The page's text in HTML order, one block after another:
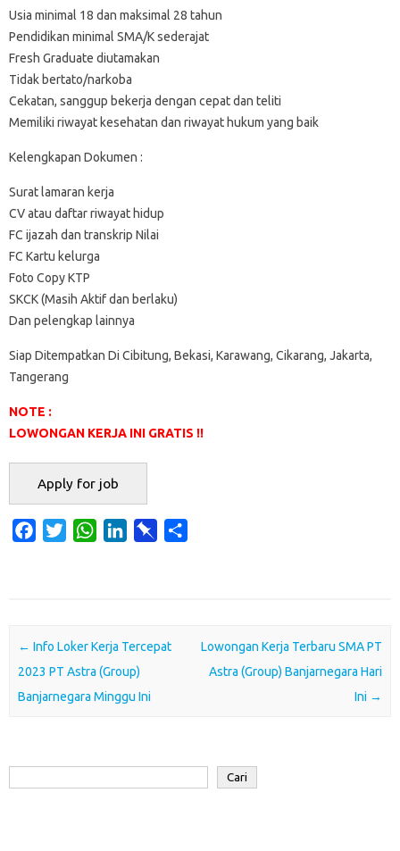
Usia minimal 18 dan maksimal 28 tahun
Pendidikan minimal SMA/K sederajat
Fresh Graduate diutamakan
Tidak bertato/narkoba
Cekatan, sanggup bekerja dengan cepat dan teliti
Memiliki riwayat kesehatan dan riwayat hukum yang baik
Kelengkapan Dokumen :
Surat lamaran kerja
CV atau daftar riwayat hidup
FC ijazah dan transkrip Nilai
FC Kartu kelurga
Foto Copy KTP
SKCK (Masih Aktif dan berlaku)
Dan pelengkap lainnya
Siap Ditempatkan Di Cibitung, Bekasi, Karawang, Cikarang, Jakarta,
Tangerang
NOTE :
LOWONGAN KERJA INI GRATIS !!
o
o
k
e
r
W
A
p
p
d
I
n
a
Post navigation
← Info Loker Kerja Tercepat
2023 PT Astra (Group)
Banjarnegara Minggu Ini
Lowongan Kerja Terbaru SMA PT
Astra (Group) Banjarnegara Hari
Ini →
Cari
Cari